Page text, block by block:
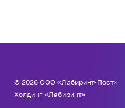
© 2026 ООО «Лабиринт-Пост»
Холдинг «Лабиринт»